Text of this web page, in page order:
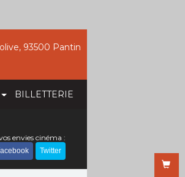
BILLETTERIE
93500 Pantin
envies cinéma :
Twitter